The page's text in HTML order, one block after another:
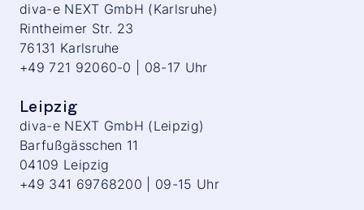
diva-e NEXT GmbH (Karlsruhe)
Rintheimer Str. 23
76131 Karlsruhe
+49 721 92060-0 | 08-17 Uhr
Leipzig
diva-e NEXT GmbH (Leipzig)
Barfußgässchen 11
04109 Leipzig
+49 341 69768200 | 09-15 Uhr